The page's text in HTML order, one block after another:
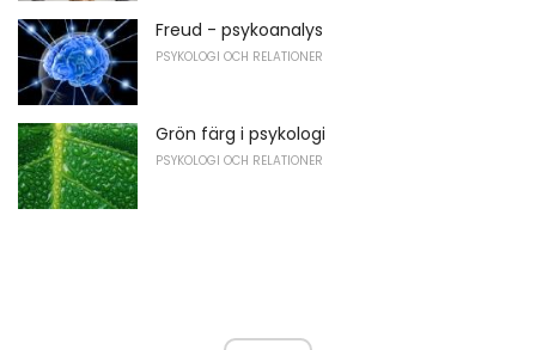
Freud - psykoanalys
PSYKOLOGI OCH RELATIONER
Grön färg i psykologi
PSYKOLOGI OCH RELATIONER